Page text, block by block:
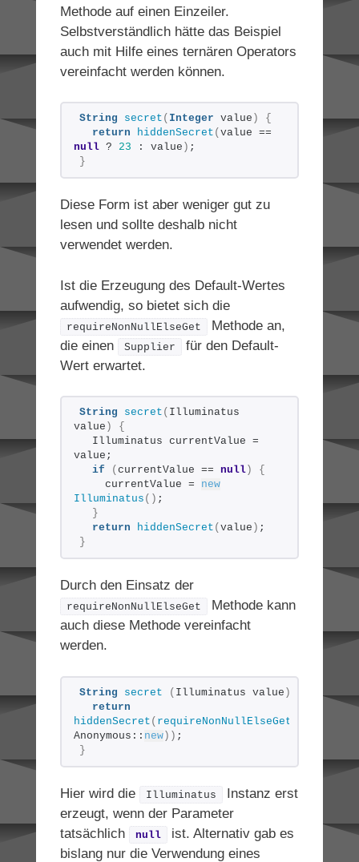
Methode auf einen Einzeiler.
Selbstverständlich hätte das Beispiel
auch mit Hilfe eines ternären Operators
vereinfacht werden können.
String secret ( Integer value )
{
return
hiddenSecret (
null ? 23 : value ) ;
}
Diese Form ist aber weniger gut zu
lesen und sollte deshalb nicht
verwendet werden.
Ist die Erzeugung des Default-Wertes
aufwendig, so bietet sich die
requireNonNullElseGet
Methode an,
die einen
Supplier
für den Default-
Wert erwartet.
String secret ( Illuminatus
value )
{
  Illuminatus currentValue =
value;
if
( currentValue == null)
{
    currentValue =
new
Illuminatus () ;
}
return
hiddenSecret ( value ) ;
}
Durch den Einsatz der
requireNonNullElseGet
Methode kann
auch diese Methode vereinfacht
werden.
String secret ( Illuminatus value )
return
hiddenSecret ( requireNonNullElseGet
Anonymous:: new)) ;
}
Hier wird die Illuminatus
Instanz erst
erzeugt, wenn der Parameter
tatsächlich
null
ist. Alternativ gab es
bislang nur die Verwendung eines